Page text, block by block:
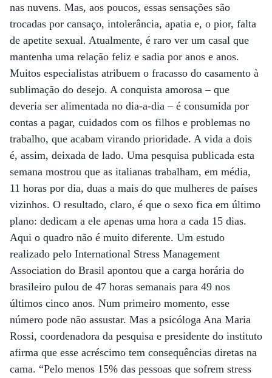
nas nuvens. Mas, aos poucos, essas sensações são
trocadas por cansaço, intolerância, apatia e, o pior, falta
de apetite sexual. Atualmente, é raro ver um casal que
mantenha uma relação feliz e sadia por anos e anos.
Muitos especialistas atribuem o fracasso do casamento à
sublimação do desejo. A conquista amorosa – que
deveria ser alimentada no dia-a-dia – é consumida por
contas a pagar, cuidados com os filhos e problemas no
trabalho, que acabam virando prioridade. A vida a dois
é, assim, deixada de lado. Uma pesquisa publicada esta
semana mostrou que as italianas trabalham, em média,
11 horas por dia, duas a mais do que mulheres de países
vizinhos. O resultado, claro, é que o sexo fica em último
plano: dedicam a ele apenas uma hora a cada 15 dias.
Aqui o quadro não é muito diferente. Um estudo
realizado pelo International Stress Management
Association do Brasil apontou que a carga horária do
brasileiro pulou de 47 horas semanais para 49 nos
últimos cinco anos. Num primeiro momento, esse
número pode não assustar. Mas a psicóloga Ana Maria
Rossi, coordenadora da pesquisa e presidente do instituto
afirma que esse acréscimo tem consequências diretas na
cama. “Pelo menos 15% das pessoas que sofrem stress